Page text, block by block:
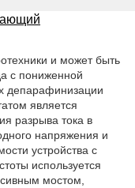
и может быть
с пониженной
депарафинизации
является
разрыва тока в
напряжения и
устройства с
используется
мостом,